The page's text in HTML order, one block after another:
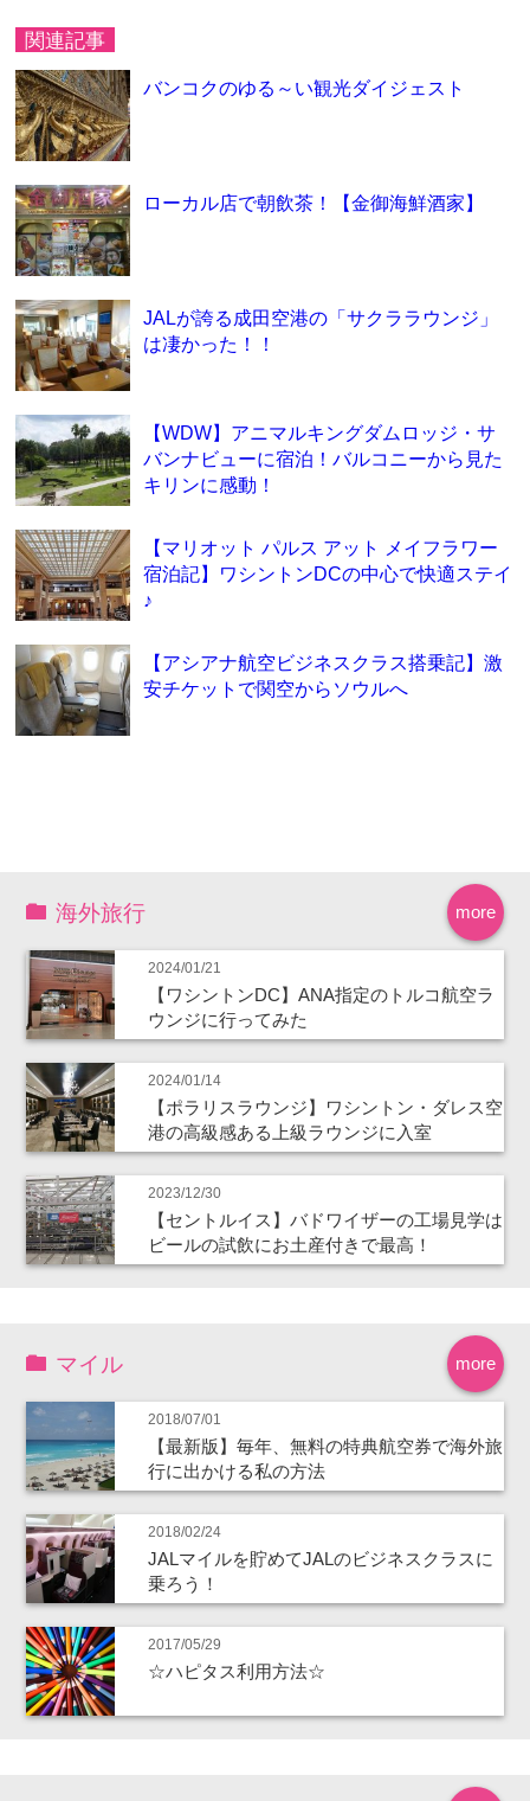
関連記事
バンコクのゆる～い観光ダイジェスト
ローカル店で朝飲茶！【金御海鮮酒家】
JALが誇る成田空港の「サクララウンジ」
は凄かった！！
【WDW】アニマルキングダムロッジ・サ
バンナビューに宿泊！バルコニーから見た
キリンに感動！
【マリオット パルス アット メイフラワー
宿泊記】ワシントンDCの中心で快適ステイ
♪
【アシアナ航空ビジネスクラス搭乗記】激
安チケットで関空からソウルへ
more
海外旅行
2024/01/21
【ワシントンDC】ANA指定のトルコ航空ラ
ウンジに行ってみた
2024/01/14
【ポラリスラウンジ】ワシントン・ダレス空
港の高級感ある上級ラウンジに入室
2023/12/30
【セントルイス】バドワイザーの工場見学は
ビールの試飲にお土産付きで最高！
more
マイル
2018/07/01
【最新版】毎年、無料の特典航空券で海外旅
行に出かける私の方法
2018/02/24
JALマイルを貯めてJALのビジネスクラスに
乗ろう！
2017/05/29
☆ハピタス利用方法☆